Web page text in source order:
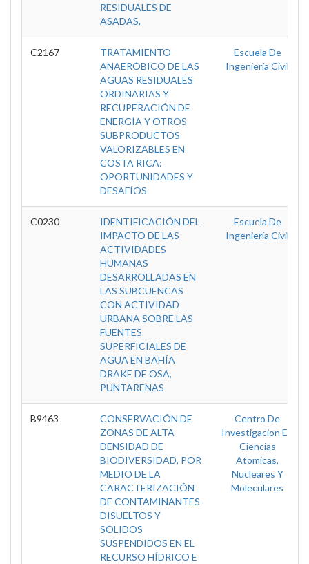
RESIDUALES DE
ASADAS.
C2167
TRATAMIENTO
ANAERÓBICO DE LAS
AGUAS RESIDUALES
ORDINARIAS Y
RECUPERACIÓN DE
ENERGÍA Y OTROS
SUBPRODUCTOS
VALORIZABLES EN
COSTA RICA:
OPORTUNIDADES Y
DESAFÍOS
Escuela De
Ingeniería Civil
C0230
IDENTIFICACIÓN DEL
IMPACTO DE LAS
ACTIVIDADES
HUMANAS
DESARROLLADAS EN
LAS SUBCUENCAS
CON ACTIVIDAD
URBANA SOBRE LAS
FUENTES
SUPERFICIALES DE
AGUA EN BAHÍA
DRAKE DE OSA,
PUNTARENAS
Escuela De
Ingeniería Civil
B9463
CONSERVACIÓN DE
ZONAS DE ALTA
DENSIDAD DE
BIODIVERSIDAD, POR
MEDIO DE LA
CARACTERIZACIÓN
DE CONTAMINANTES
DISUELTOS Y
SÓLIDOS
SUSPENDIDOS EN EL
RECURSO HÍDRICO E
Centro De
Investigacion En
Ciencias
Atomicas,
Nucleares Y
Moleculares